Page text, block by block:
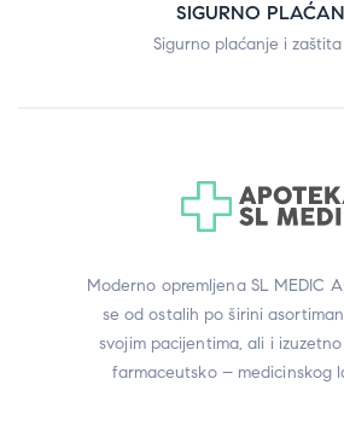
SIGURNO
Sigurno plaćanje i
Moderno opremljena SL MEDIC
se od ostalih po širini
svojim pacijentima, ali i
farmaceutsko – medicinskog